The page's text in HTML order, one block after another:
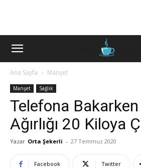
Ana Sayfa Manşet
Manşet Sağlık
Telefona Bakarken
Ağırlığı 20 Kiloya
Yazar Orta Şekerli - 27 Temmuz 2020
Facebook Twitter